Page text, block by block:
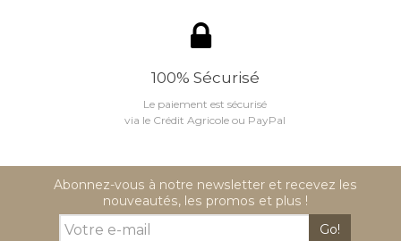
100% Sécurisé
Le paiement est sécurisé
via le Crédit Agricole ou PayPal
Abonnez-vous à notre newsletter et recevez les
nouveautés, les promos et plus !
Go!